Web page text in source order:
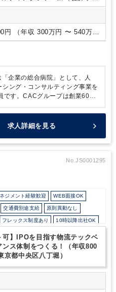
いですが、中には売上20億円
。
評価制度をご紹介します！
頑張りや今後の展望など、自
ベーションアップ」と「努
秀者を表彰。年に1回実施。
いて部署・社歴関係なく話し
「企業の総合病院」として、人
ング・コンサルティング事業を
です。CACグループは創業60年
はグループの一員として、会員
面から徹底サポートしていま
ます。 【2】充実した福利厚生
レッシュ休暇の30分単位取得可
の制度も記載しておりますの
平な人事評価制度母体が社労士
き方も法令順守です。そのた
どはありません。ワークライフ
と業務に取組んでいただけます。
評価を目指しています。もちろ
です。 例えば…・自らチャレン
・新たな制度を思いついたら会社
非、CACグループの一員として
求人詳細を見る
No.JS0001295
ジメント経験歓迎 WEB面接OK
交通費別途支給 原則異動なし
フレックス制度あり 10時以降出社OK
OK カジュアル（デニム）OK
・資格取得支援
託児支援制度 土日祝休み
自サービス ITに強み
可】IPOを目指す物流テックベ
ス体制をつくる！（年収800
都中央区八丁堀）